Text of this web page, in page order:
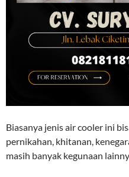
Biasanya jenis air cooler ini
pernikahan, khitanan,
masih banyak kegunaan